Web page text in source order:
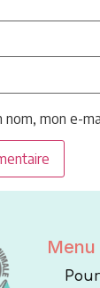
nom, mon e-
Menu